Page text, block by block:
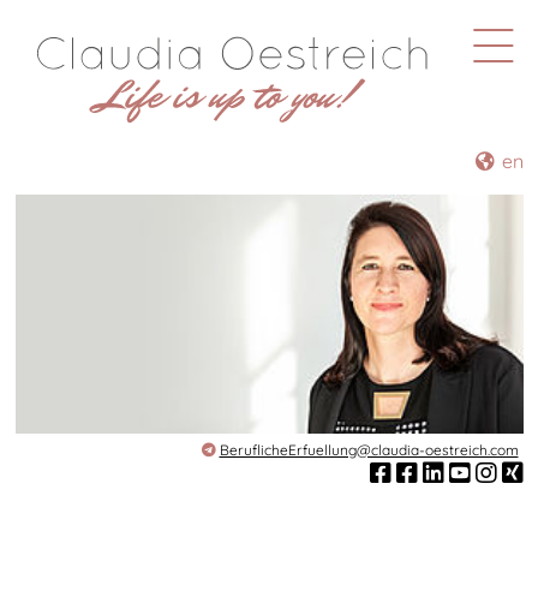
en
BeruflicheErfuellung@claudia-oestreich.com